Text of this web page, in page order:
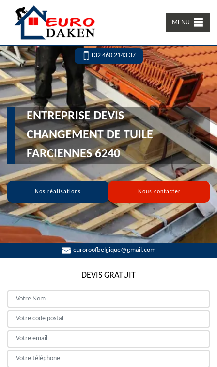
MENU
+32 460 2143 37
ENTREPRISE DEVIS
CHANGEMENT DE TUILE
FARCIENNES 6240
Nos réalisations Nous contacter
euroroofbelgique@gmail.com
DEVIS GRATUIT